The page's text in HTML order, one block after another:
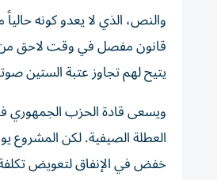
والنص، الذي لا يعدو كونه
قانون مفصل في وقت لاحق من
يتيح لهم تجاوز عتبة الستين
ويسعى قادة الحزب الجمهوري
العطلة الصيفية. لكن المشروع
خفض في الإنفاق لتعويض